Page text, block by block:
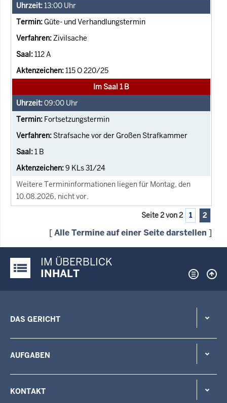
13:00 Uhr
Güte- und Verhandlungstermin
Zivilsache
112 A
115 O 220/25
Im Saal 1 B
09:00 Uhr
Fortsetzungstermin
Strafsache vor der Großen Strafkammer
1 B
9 KLs 31/24
Weitere Termininformationen liegen für Montag, den
10.08.2026, nicht vor.
Seite 2 von 2 1 2
[Alle Termine auf einer Seite darstellen ]
Justiz-Portal im Überblick:
IM ÜBERBLICK
INHALT
DAS GERICHT
AUFGABEN
KONTAKT